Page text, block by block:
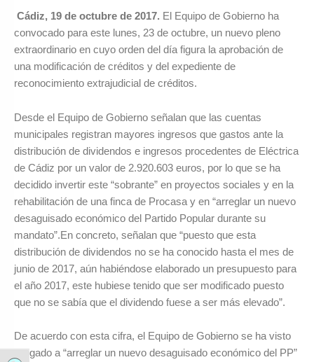
Cádiz, 19 de octubre de 2017. El Equipo de Gobierno ha
convocado para este lunes, 23 de octubre, un nuevo pleno
extraordinario en cuyo orden del día figura la aprobación de
una modificación de créditos y del expediente de
reconocimiento extrajudicial de créditos.
Desde el Equipo de Gobierno señalan que las cuentas
municipales registran mayores ingresos que gastos ante la
distribución de dividendos e ingresos procedentes de Eléctrica
de Cádiz por un valor de 2.920.603 euros, por lo que se ha
decidido invertir este “sobrante” en proyectos sociales y en la
rehabilitación de una finca de Procasa y en “arreglar un nuevo
desaguisado económico del Partido Popular durante su
mandato”.En concreto, señalan que “puesto que esta
distribución de dividendos no se ha conocido hasta el mes de
junio de 2017, aún habiéndose elaborado un presupuesto para
el año 2017, este hubiese tenido que ser modificado puesto
que no se sabía que el dividendo fuese a ser más elevado”.
De acuerdo con esta cifra, el Equipo de Gobierno se ha visto
obligado a “arreglar un nuevo desaguisado económico del PP”